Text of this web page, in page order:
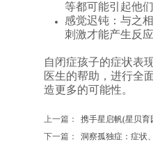
等都可能引起他
感觉迟钝： 与之
刺激才能产生反应
自闭症孩子的症状表
医生的帮助，进行全
造更多的可能性。
上一篇：
携手星启帆(星贝育
下一篇：
洞察孤独症：症状